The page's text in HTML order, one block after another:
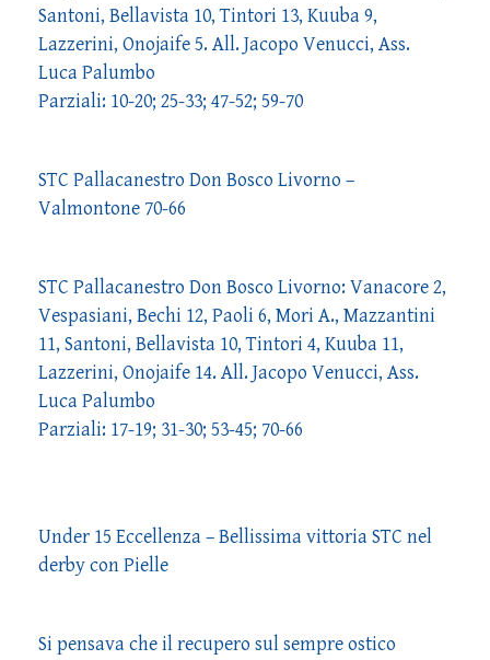
Santoni, Bellavista 10, Tintori 13, Kuuba 9,
Lazzerini, Onojaife 5. All. Jacopo Venucci, Ass.
Luca Palumbo
Parziali: 10-20; 25-33; 47-52; 59-70
STC Pallacanestro Don Bosco Livorno –
Valmontone 70-66
STC Pallacanestro Don Bosco Livorno: Vanacore 2,
Vespasiani, Bechi 12, Paoli 6, Mori A., Mazzantini
11, Santoni, Bellavista 10, Tintori 4, Kuuba 11,
Lazzerini, Onojaife 14. All. Jacopo Venucci, Ass.
Luca Palumbo
Parziali: 17-19; 31-30; 53-45; 70-66
Under 15 Eccellenza – Bellissima vittoria STC nel
derby con Pielle
Si pensava che il recupero sul sempre ostico